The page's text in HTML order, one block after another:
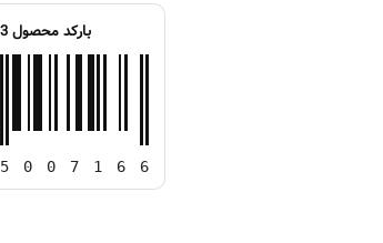
بارکد محصول GTIN - EAN13
5 0 0 7 1 6 6